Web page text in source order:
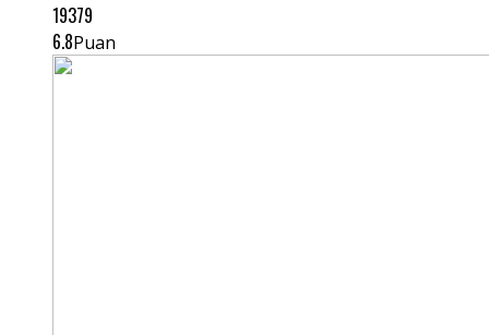
19379
6.8Puan